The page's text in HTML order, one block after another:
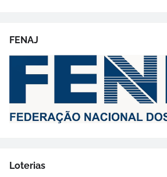
FENAJ
Loterias